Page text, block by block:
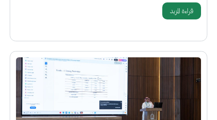
قراءة المزيد
الصورة